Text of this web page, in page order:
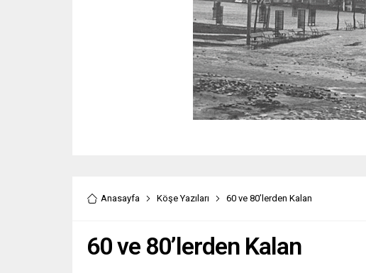
Anasayfa Köşe Yazıları 60 ve 80’lerden Kalan
60 ve 80’lerden Kalan